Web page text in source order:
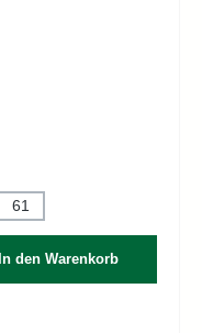
61
In den Warenkorb